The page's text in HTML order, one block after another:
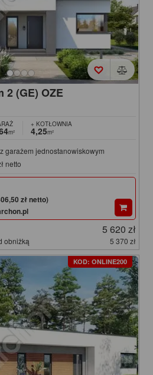
2 (GE) OZE
m²
+ KOTŁOWNIA
4,25m²
garażem jednostanowiskowym
netto
zł netto)
5 620 zł
obniżką 5 370 zł
KOD: ONLINE200